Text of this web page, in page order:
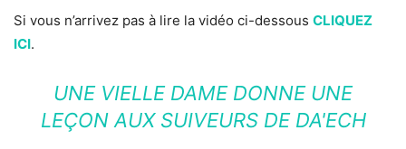
Si vous n’arrivez pas à lire la vidéo ci-dessous CLIQUEZ
ICI.
UNE VIELLE DAME DONNE UNE
LEÇON AUX SUIVEURS DE DA'ECH